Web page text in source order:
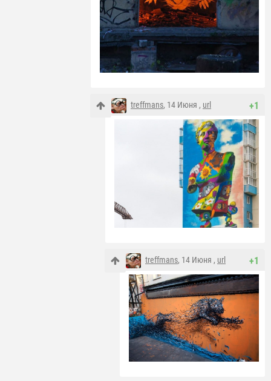
+1
treffmans, 14 Июня , url
+1
treffmans, 14 Июня , url